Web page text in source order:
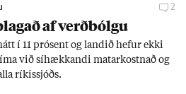
2
af verð­bólgu
í 11 pró­sent og land­ið hef­ur ekki
við sí­hækk­andi mat­ar­kostn­að og
rík­is­sjóðs.